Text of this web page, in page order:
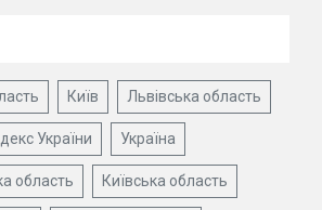
Київ Львівська область
України Україна
область Київська область